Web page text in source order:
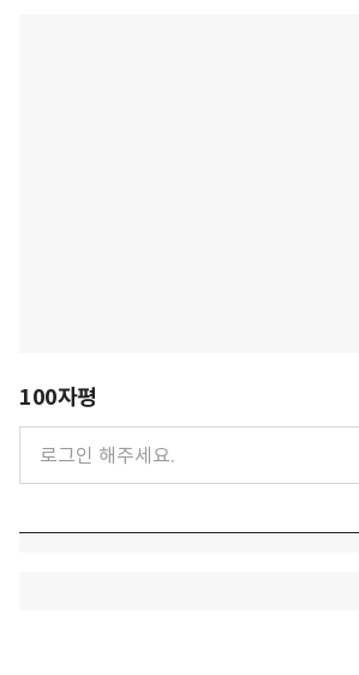
100자평